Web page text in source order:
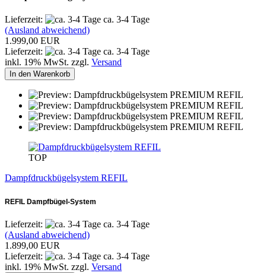
Lieferzeit:
ca. 3-4 Tage
(Ausland abweichend)
1.999,00 EUR
Lieferzeit:
ca. 3-4 Tage
inkl. 19% MwSt. zzgl. Versand
In den Warenkorb
TOP
Dampfdruckbügelsystem REFIL
REFIL Dampfbügel-System
Lieferzeit:
ca. 3-4 Tage
(Ausland abweichend)
1.899,00 EUR
Lieferzeit:
ca. 3-4 Tage
inkl. 19% MwSt. zzgl. Versand